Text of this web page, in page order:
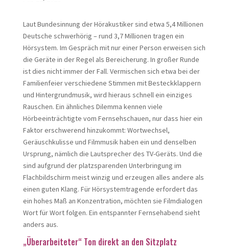
Laut Bundesinnung der Hörakustiker sind etwa 5,4 Millionen
Deutsche schwerhörig – rund 3,7 Millionen tragen ein
Hörsystem. Im Gespräch mit nur einer Person erweisen sich
die Geräte in der Regel als Bereicherung. In großer Runde
ist dies nicht immer der Fall. Vermischen sich etwa bei der
Familienfeier verschiedene Stimmen mit Besteckklappern
und Hintergrundmusik, wird hieraus schnell ein einziges
Rauschen. Ein ähnliches Dilemma kennen viele
Hörbeeinträchtigte vom Fernsehschauen, nur dass hier ein
Faktor erschwerend hinzukommt: Wortwechsel,
Geräuschkulisse und Filmmusik haben ein und denselben
Ursprung, nämlich die Lautsprecher des TV-Geräts. Und die
sind aufgrund der platzsparenden Unterbringung im
Flachbildschirm meist winzig und erzeugen alles andere als
einen guten Klang. Für Hörsystemtragende erfordert das
ein hohes Maß an Konzentration, möchten sie Filmdialogen
Wort für Wort folgen. Ein entspannter Fernsehabend sieht
anders aus.
„Überarbeiteter“ Ton direkt an den Sitzplatz